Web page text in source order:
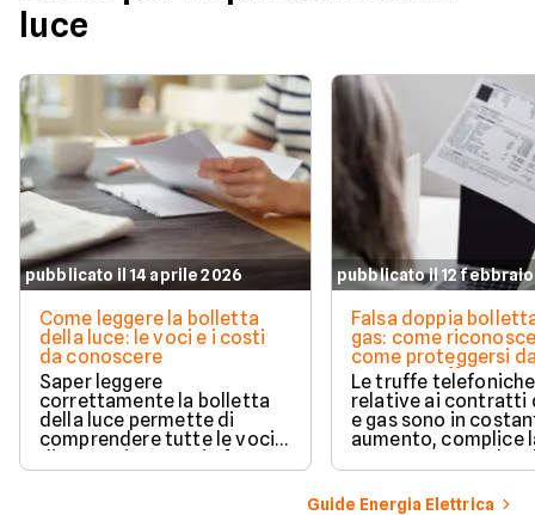
luce
pubblicato il 14 aprile 2026
Come leggere la bolletta
della luce: le voci e i costi
da conoscere
Saper leggere
correttamente la bolletta
della luce permette di
comprendere tutte le voci
di spesa riportate in fattura.
Scopri come leggere la
pubblicato il 12
Falsa doppia
gas: come
come proteggersi
questa truffa
Le truffe telefoniche
relative ai contratti
e gas sono in
aumento, complice
crescente
delle normative e
offerte sul mercato.
Guide Energia Elettrica